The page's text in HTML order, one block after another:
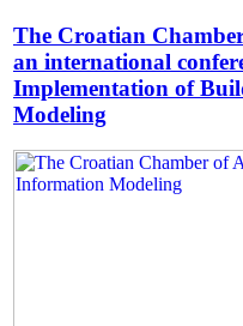
The Croatian
an international
Implementation of
Modeling